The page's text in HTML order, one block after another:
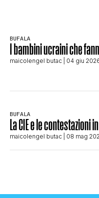
BUFALA
I bambini ucraini che
maicolengel butac | 04 giu
BUFALA
La CIE e le contestazioni
maicolengel butac | 08 mag